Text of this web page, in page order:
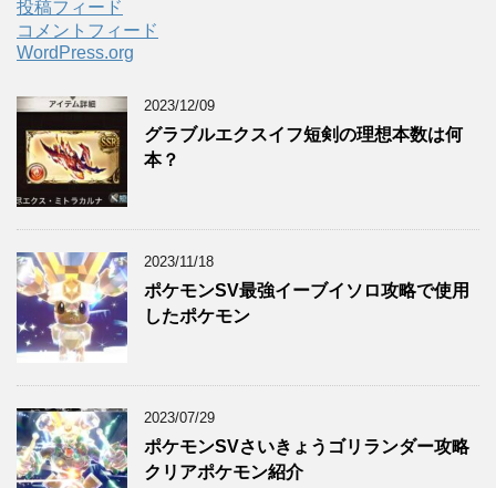
投稿フィード
コメントフィード
WordPress.org
2023/12/09
グラブルエクスイフ短剣の理想本数は何
本？
2023/11/18
ポケモンSV最強イーブイソロ攻略で使用
したポケモン
2023/07/29
ポケモンSVさいきょうゴリランダー攻略
クリアポケモン紹介